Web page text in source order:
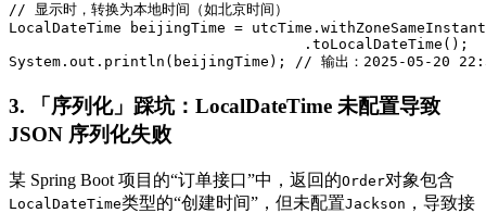
// 显示时，转换为本地时间（如北京时间）
LocalDateTime beijingTime =
.toLocalDateTime();
System.out.println(beijingTime); // 输出：2025-05-20
3. 「序列化」踩坑：LocalDateTime 未配置导致
JSON 序列化失败
某 Spring Boot 项目的“订单接口”中，返回的Order对象包含
LocalDateTime类型的“创建时间”，但未配置Jackson ，导致接